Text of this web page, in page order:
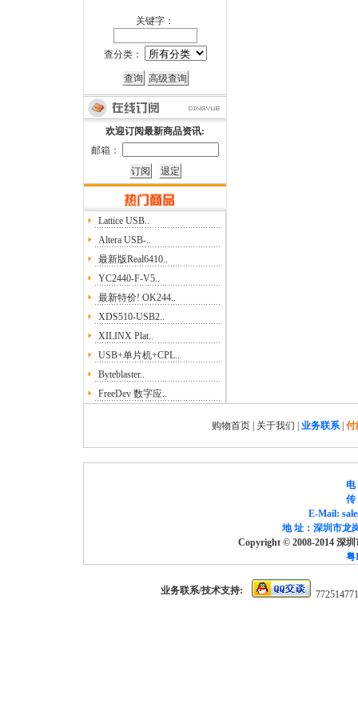
关键字：
查分类：
欢迎订阅最新商品资讯:
邮箱：
Lattice USB..
Altera USB-..
最新版Real6410..
YC2440-F-V5..
最新特价! OK244..
XDS510-USB2..
XILINX Plat..
USB+单片机+CPL..
Byteblaster..
FreeDev 数字应..
购物首页 关于我们 业务联系| 付
电
传
E-Mail:
地 址：深圳市龙
Copyright © 2008-2014 深
粤
业务联系/技术支持: 772514771